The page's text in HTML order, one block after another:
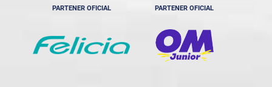
PARTENER OFICIAL PARTENER OFICIAL